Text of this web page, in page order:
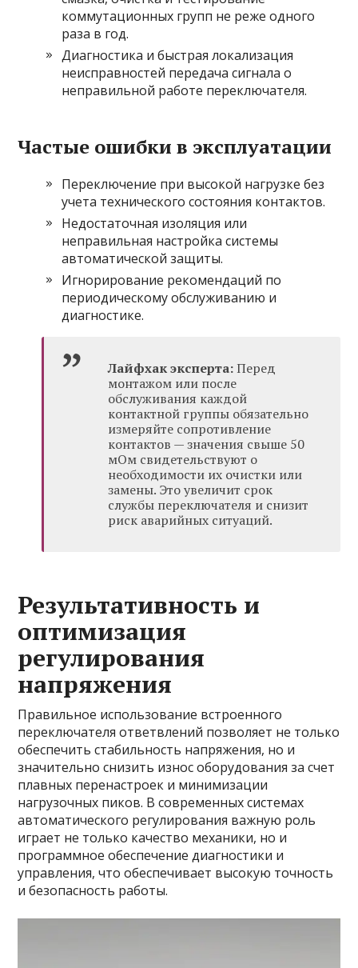
коммутационных групп не реже одного
раза в год.
Диагностика и быстрая локализация
неисправностей передача сигнала о
неправильной работе переключателя.
Частые ошибки в эксплуатации
Переключение при высокой нагрузке без
учета технического состояния контактов.
Недостаточная изоляция или
неправильная настройка системы
автоматической защиты.
Игнорирование рекомендаций по
периодическому обслуживанию и
диагностике.
Лайфхак эксперта:Перед
монтажом или после
обслуживания каждой
контактной группы обязательно
измеряйте сопротивление
контактов — значения свыше 50
мОм свидетельствуют о
необходимости их очистки или
замены. Это увеличит срок
службы переключателя и снизит
риск аварийных ситуаций.
Результативность и
оптимизация
регулирования
напряжения
Правильное использование встроенного
переключателя ответвлений позволяет не только
обеспечить стабильность напряжения, но и
значительно снизить износ оборудования за счет
плавных перенастроек и минимизации
нагрузочных пиков. В современных системах
автоматического регулирования важную роль
играет не только качество механики, но и
программное обеспечение диагностики и
управления, что обеспечивает высокую точность
и безопасность работы.